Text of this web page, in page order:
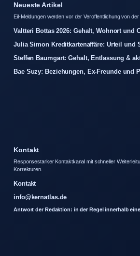
Neueste Artikel
Eil-Meldungen werden vor der Veroffentlichung von
Valtteri Bottas 2026: Gehalt, Wohnort und
Julia Simon Kreditkartenaffäre: Urteil und
Steffen Baumgart: Gehalt, Entlassung &
Bae Suzy: Beziehungen, Ex-Freunde und
Kontakt
Responsestarker Kontaktkanal mit schneller
Korrekturen.
Kontakt
info@kernatlas.de
Antwort der Redaktion: in der Regel innerhalb